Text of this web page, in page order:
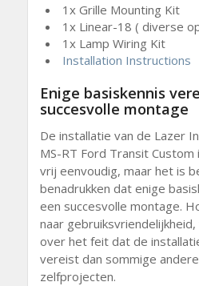
1x Grille Mounting Kit
1x Linear-18 ( diverse
1x Lamp Wiring Kit
Installation Instructions
Enige basiskennis
succesvolle montage
De installatie van de Lazer
MS-RT Ford Transit
vrij eenvoudig, maar het is
benadrukken dat enige
een succesvolle montage.
naar
over het feit dat de
vereist dan sommige
zelfprojecten.